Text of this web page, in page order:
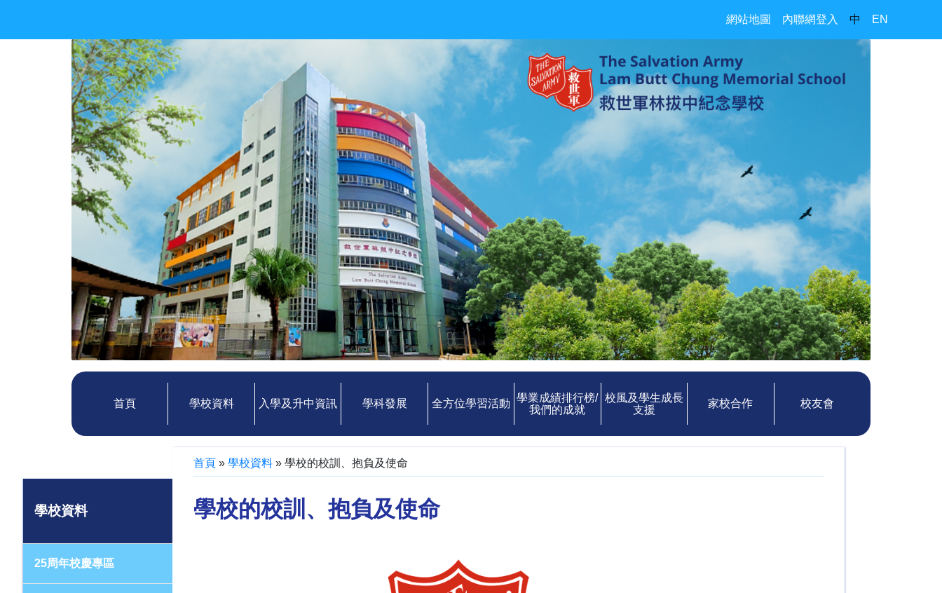
網站地圖 內聯網登入 中 EN
首頁 學校資料 入學及升中資訊 學科發展 全方位學習活動
學業成績排行榜/
我們的成就
校風及學生成長
支援
家校合作 校友會
學校資料
25周年校慶專區
首頁 » 學校資料 » 學校的校訓、抱負及使命
學校的校訓、抱負及使命